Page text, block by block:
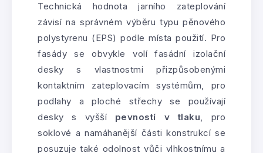
Technická hodnota jarního zateplování
závisí na správném výběru typu pěnového
polystyrenu (EPS) podle místa použití. Pro
fasády se obvykle volí fasádní izolační
desky s vlastnostmi přizpůsobenými
kontaktním zateplovacím systémům, pro
podlahy a ploché střechy se používají
desky s vyšší pevností v tlaku, pro
soklové a namáhanější části konstrukcí se
posuzuje také odolnost vůči vlhkostnímu a